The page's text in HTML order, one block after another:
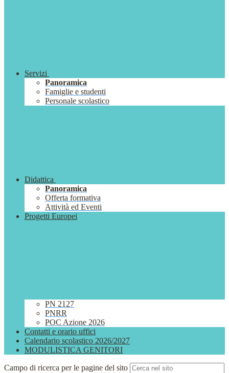
Servizi
Panoramica
Famiglie e studenti
Personale scolastico
Didattica
Panoramica
Offerta formativa
Attività ed Eventi
Progetti Europei
PN 2127
PNRR
POC Azione 2026
Contatti e orario uffici
Calendario scolastico 2026/2027
MODULISTICA GENITORI
Campo di ricerca per le pagine del sito